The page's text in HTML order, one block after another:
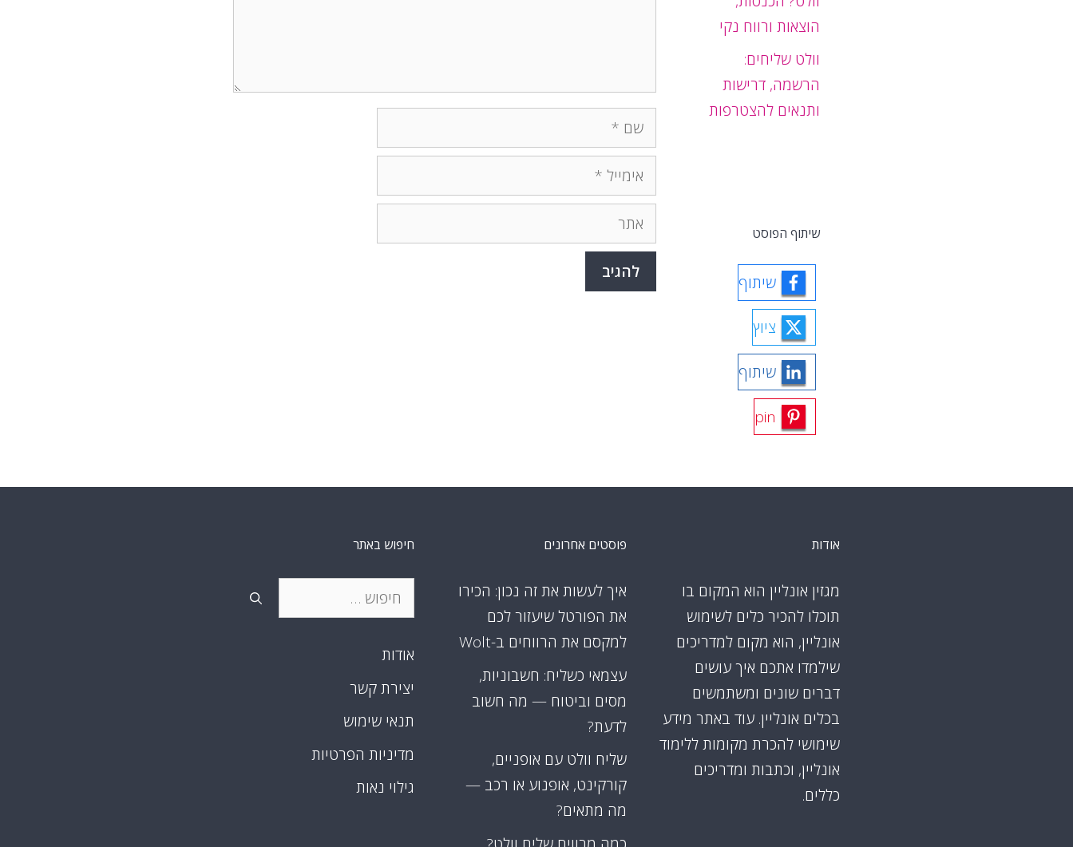
שם
אימייל
אתר
הוצאות ורווח נקי
וולט שליחים:
הרשמה, דרישות
ותנאים להצטרפות
שיתוף הפוסט
שיתוף
ציוץ
שיתוף
pin
אודות
מגזין אונליין הוא המקום בו
תוכלו להכיר כלים לשימוש
אונליין, הוא מקום למדריכים
שילמדו אתכם איך עושים
דברים שונים ומשתמשים
בכלים אונליין. עוד באתר מידע
שימושי להכרת מקומות ללימוד
אונליין, וכתבות ומדריכים
כללים.
פוסטים אחרונים
איך לעשות את זה נכון: הכירו
את הפורטל שיעזור לכם
למקסם את הרווחים ב-Wolt
עצמאי כשליח: חשבוניות,
מסים וביטוח — מה חשוב
לדעת?
שליח וולט עם אופניים,
קורקינט, אופנוע או רכב —
מה מתאים?
חיפוש באתר
חיפוש:
אודות
יצירת קשר
תנאי שימוש
מדיניות הפרטיות
גילוי נאות